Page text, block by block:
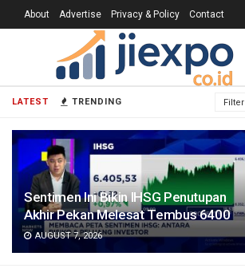
LATEST TRENDING Filter
Sentimen Ini Bikin IHSG Penutupan
Akhir Pekan Melesat Tembus 6400
AUGUST 7, 2026
About Advertise Privacy & Policy Contact